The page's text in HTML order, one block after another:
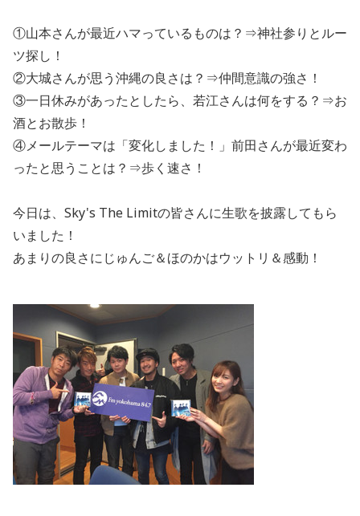
①山本さんが最近ハマっているものは？⇒神社参りとルー
ツ探し！
②大城さんが思う沖縄の良さは？⇒仲間意識の強さ！
③一日休みがあったとしたら、若江さんは何をする？⇒お
酒とお散歩！
④メールテーマは「変化しました！」前田さんが最近変わ
ったと思うことは？⇒歩く速さ！
今日は、Sky's The Limitの皆さんに生歌を披露してもら
いました！
あまりの良さにじゅんご＆ほのかはウットリ＆感動！